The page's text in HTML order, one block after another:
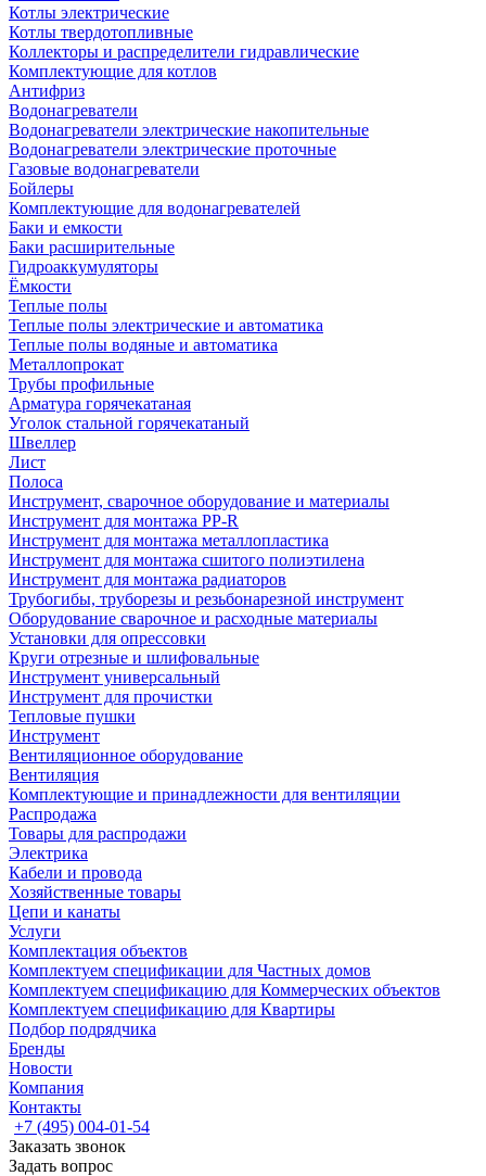
Котлы электрические
Котлы твердотопливные
Коллекторы и распределители гидравлические
Комплектующие для котлов
Антифриз
Водонагреватели
Водонагреватели электрические накопительные
Водонагреватели электрические проточные
Газовые водонагреватели
Бойлеры
Комплектующие для водонагревателей
Баки и емкости
Баки расширительные
Гидроаккумуляторы
Ёмкости
Теплые полы
Теплые полы электрические и автоматика
Теплые полы водяные и автоматика
Металлопрокат
Трубы профильные
Арматура горячекатаная
Уголок стальной горячекатаный
Швеллер
Лист
Полоса
Инструмент, сварочное оборудование и материалы
Инструмент для монтажа PP-R
Инструмент для монтажа металлопластика
Инструмент для монтажа сшитого полиэтилена
Инструмент для монтажа радиаторов
Трубогибы, труборезы и резьбонарезной инструмент
Оборудование сварочное и расходные материалы
Установки для опрессовки
Круги отрезные и шлифовальные
Инструмент универсальный
Инструмент для прочистки
Тепловые пушки
Инструмент
Вентиляционное оборудование
Вентиляция
Комплектующие и принадлежности для вентиляции
Распродажа
Товары для распродажи
Электрика
Кабели и провода
Хозяйственные товары
Цепи и канаты
Услуги
Комплектация объектов
Комплектуем спецификации для Частных домов
Комплектуем спецификацию для Коммерческих объектов
Комплектуем спецификацию для Квартиры
Подбор подрядчика
Бренды
Новости
Компания
Контакты
+7 (495) 004-01-54
Заказать звонок
Задать вопрос